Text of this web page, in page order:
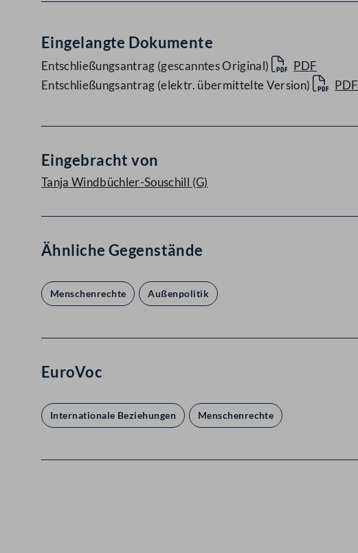
Eingelangte Dokumente
Entschließungsantrag (gescanntes Original)
PDF
Entschließungsantrag (elektr. übermittelte Version)
PDF
Eingebracht von
Tanja Windbüchler-Souschill (G)
Ähnliche Gegenstände
Menschenrechte Außenpolitik
EuroVoc
Internationale Beziehungen Menschenrechte